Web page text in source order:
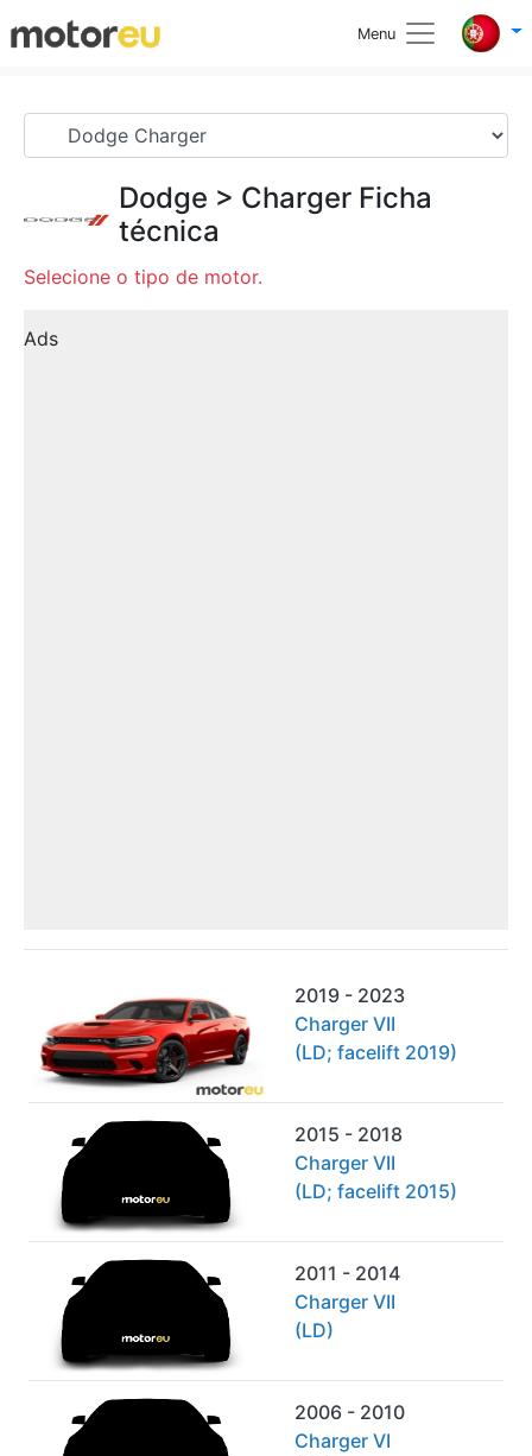
Menu
Dodge > Charger Ficha
técnica
Selecione o tipo de motor.
Ads
2019 - 2023
Charger VII
(LD; facelift 2019)
2015 - 2018
Charger VII
(LD; facelift 2015)
2011 - 2014
Charger VII
(LD)
2006 - 2010
Charger VI